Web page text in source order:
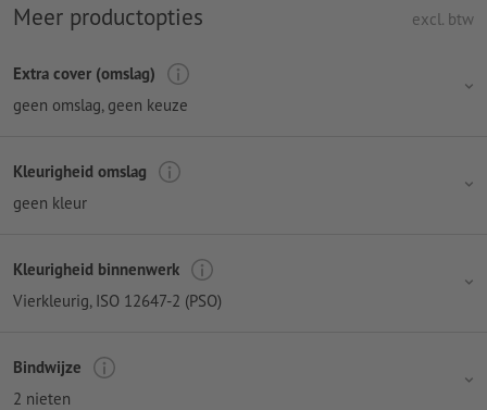
Meer productopties excl. btw
Extra cover (omslag)
geen omslag, geen keuze
Kleurigheid omslag
geen kleur
Kleurigheid binnenwerk
Vierkleurig, ISO 12647-2 (PSO)
Bindwijze
2 nieten